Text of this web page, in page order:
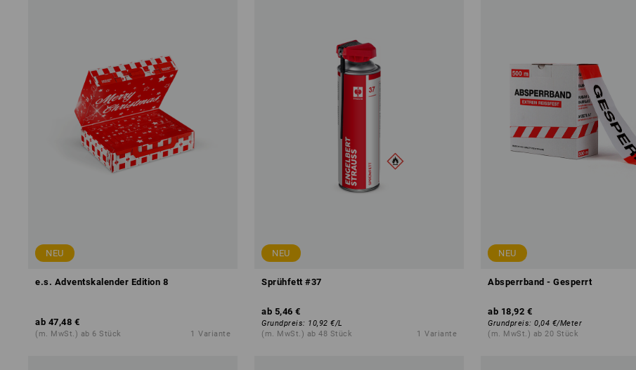
NEU
e.s. Adventskalender Edition 8
ab 47,48 €
(m. MwSt.) ab 6 Stück 1 Variante
NEU
Sprühfett #37
ab 5,46 €
Grundpreis: 10,92 €/L
(m. MwSt.) ab 48 Stück
1 Variante
NEU
Absperrband - Gesperrt
ab 18,92 €
Grundpreis: 0,04 €/Meter
(m. MwSt.) ab 20 Stück